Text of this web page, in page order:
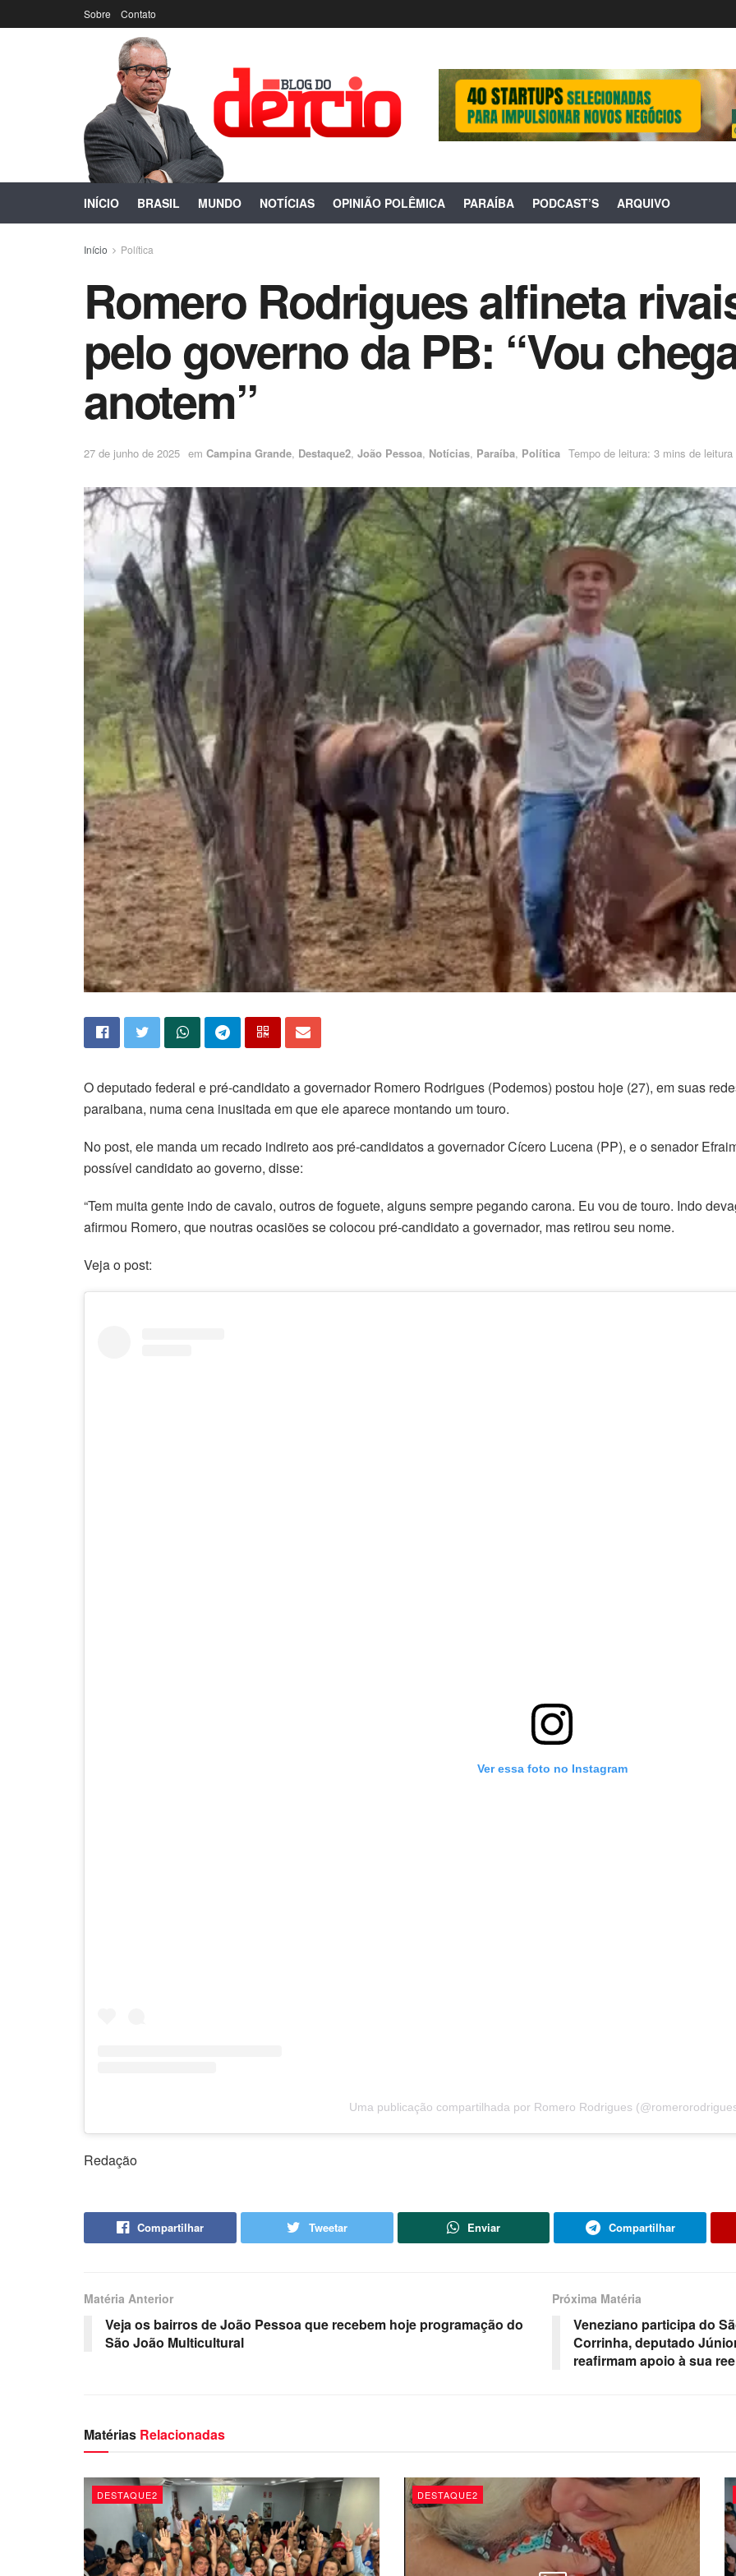
Sobre Contato
INÍCIO BRASIL MUNDO NOTÍCIAS OPINIÃO POLÊMICA PARAÍBA PODCAST’S ARQUIVO
Início Política
Romero Rodrigues alfineta
pelo governo da PB: “Vou
anotem”
27 de junho de 2025 em Campina Grande, Destaque2, João Pessoa, Notícias, Paraíba, Política Tempo de leitura: 3 mins de leitura
O deputado federal e pré-candidato a governador Romero Rodrigues (Podemos) postou hoje (27), em suas
paraibana, numa cena inusitada em que ele aparece montando um touro.
No post, ele manda um recado indireto aos pré-candidatos a governador Cícero Lucena (PP), e o senador
possível candidato ao governo, disse:
“Tem muita gente indo de cavalo, outros de foguete, alguns sempre pegando carona. Eu vou de touro. Indo
afirmou Romero, que noutras ocasiões se colocou pré-candidato a governador, mas retirou seu nome.
Veja o post:
Ver essa foto no Instagram
Uma publicação compartilhada por Romero Rodrigues
Redação
Compartilhar Tweetar Enviar Compartilhar
Matéria Anterior
Veja os bairros de João Pessoa que recebem hoje programação do
São João Multicultural
Próxima Matéria
Veneziano participa do
Corrinha, deputado
reafirmam apoio à sua
Matérias Relacionadas
DESTAQUE2 DESTAQUE2